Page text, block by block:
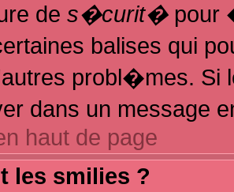
de s�curit�pour
balises qui
probl�mes. Si
dans un message
haut de page
les smilies ?